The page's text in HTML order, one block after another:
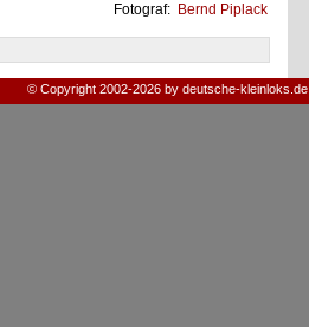
Fotograf: Bernd Piplack
© Copyright 2002-2026 by deutsche-kleinloks.de